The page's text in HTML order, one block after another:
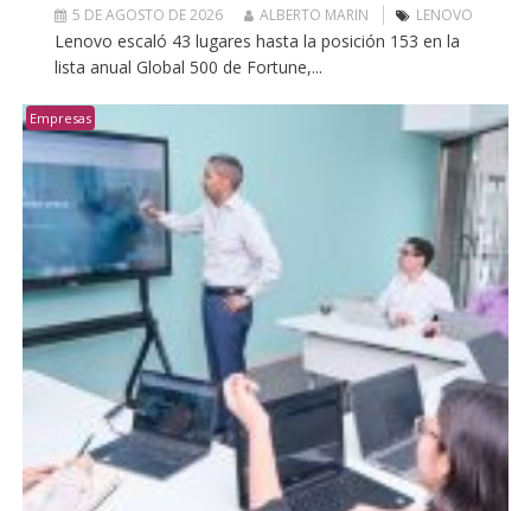
5 DE AGOSTO DE 2026 ALBERTO MARIN LENOVO
Lenovo escaló 43 lugares hasta la posición 153 en la
lista anual Global 500 de Fortune,...
Empresas